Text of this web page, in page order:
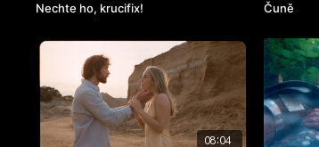
Nechte ho, krucifix! Čuně
08:04